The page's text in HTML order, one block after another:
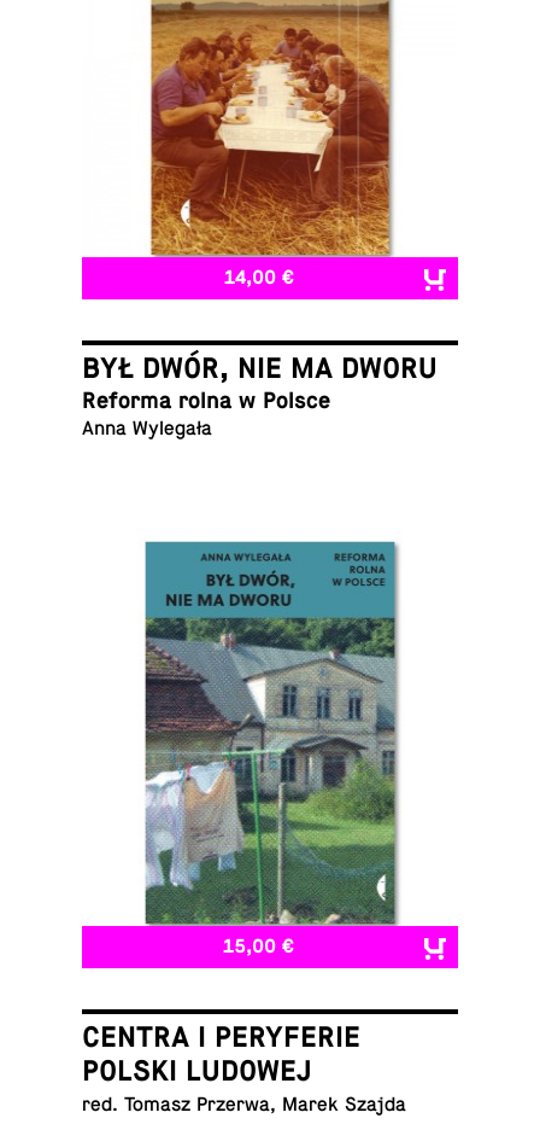
14,00 €
BYŁ DWÓR, NIE MA DWORU
Reforma rolna w Polsce
Anna Wylegała
15,00 €
CENTRA I PERYFERIE
POLSKI LUDOWEJ
red. Tomasz Przerwa, Marek Szajda